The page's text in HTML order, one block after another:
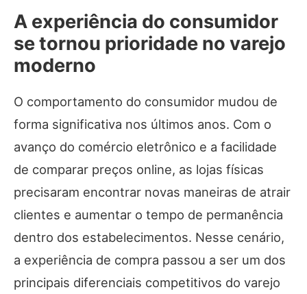
A experiência do consumidor
se tornou prioridade no varejo
moderno
O comportamento do consumidor mudou de
forma significativa nos últimos anos. Com o
avanço do comércio eletrônico e a facilidade
de comparar preços online, as lojas físicas
precisaram encontrar novas maneiras de atrair
clientes e aumentar o tempo de permanência
dentro dos estabelecimentos. Nesse cenário,
a experiência de compra passou a ser um dos
principais diferenciais competitivos do varejo